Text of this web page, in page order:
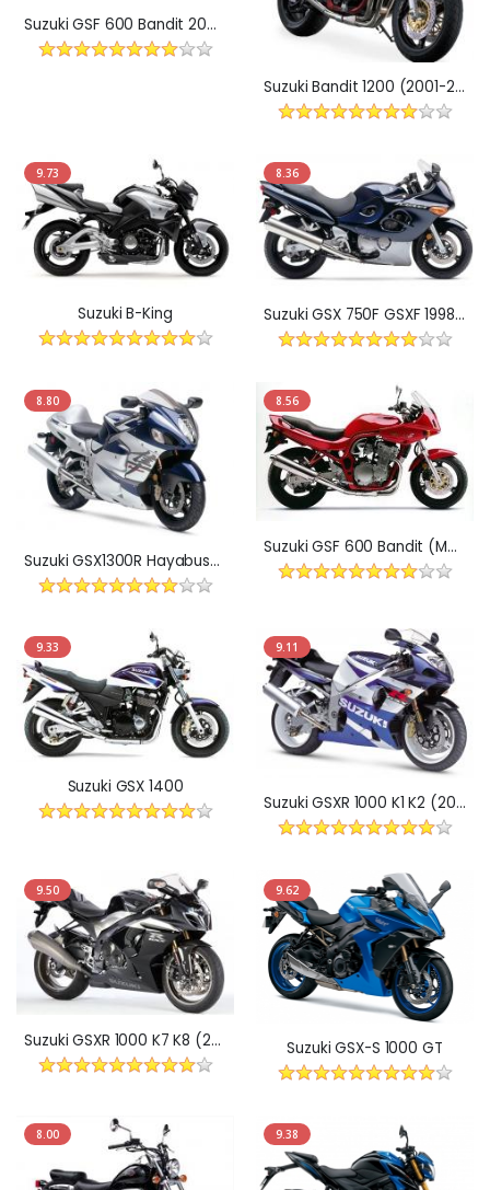
Suzuki GSF 600 Bandit 2000-2004
Suzuki Bandit 1200 (2001-2006)
9.73
Suzuki B-King
8.36
Suzuki GSX 750F GSXF 1998-2006
8.80
Suzuki GSX1300R Hayabusa (1999-2007)
8.56
Suzuki GSF 600 Bandit (Model 1996-1999)
9.33
Suzuki GSX 1400
9.11
Suzuki GSXR 1000 K1 K2 (2000-2002r)
9.50
Suzuki GSXR 1000 K7 K8 (2007-2008)
9.62
Suzuki GSX-S 1000 GT
8.00 9.38